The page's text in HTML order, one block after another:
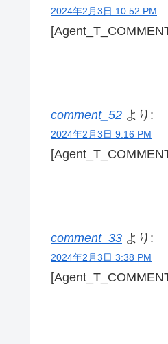
2024年2月3日 10:52 PM
comment_52 より:
2024年2月3日 9:16 PM
comment_33 より:
2024年2月3日 3:38 PM